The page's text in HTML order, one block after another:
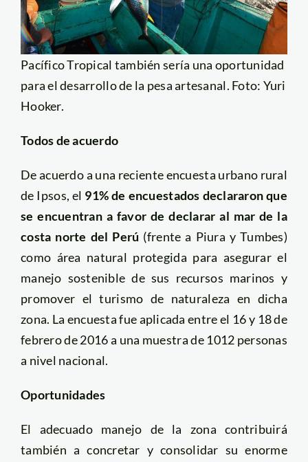
Pacífico Tropical también sería una oportunidad
para el desarrollo de la pesa artesanal. Foto: Yuri
Hooker.
Todos de acuerdo
De acuerdo a una reciente encuesta urbano rural
de Ipsos, el 91% de encuestados declararon que
se encuentran a favor de declarar al mar de la
costa norte del Perú (frente a Piura y Tumbes)
como área natural protegida para asegurar el
manejo sostenible de sus recursos marinos y
promover el turismo de naturaleza en dicha
zona. La encuesta fue aplicada entre el 16 y 18 de
febrero de 2016 a una muestra de 1012 personas
a nivel nacional.
Oportunidades
El adecuado manejo de la zona contribuirá
también a concretar y consolidar su enorme